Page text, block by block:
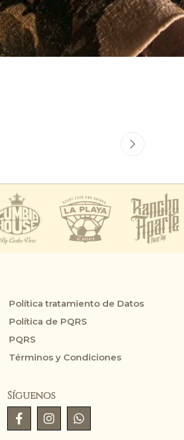
Política tratamiento de Datos
Política de PQRS
PQRS
Términos y Condiciones
Síguenos